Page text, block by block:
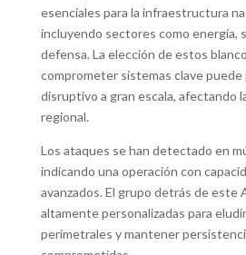
esenciales para la infraestructura
incluyendo sectores como energía,
defensa. La elección de estos
comprometer sistemas clave
disruptivo a gran escala, afectando
regional.
Los ataques se han detectado en
indicando una operación con
avanzados. El grupo detrás de este
altamente personalizadas para
perimetrales y mantener